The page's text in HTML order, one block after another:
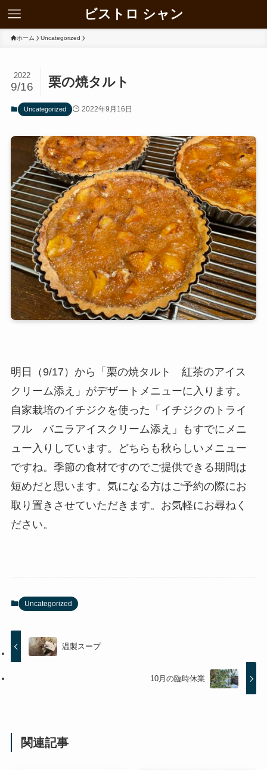
ビストロ シャン
ホーム Uncategorized
栗の焼タルト
2022
9/16
Uncategorized 2022年9月16日
明日（9/17）から「栗の焼タルト 紅茶のアイス
クリーム添え」がデザートメニューに入ります。
自家栽培のイチジクを使った「イチジクのトライ
フル バニラアイスクリーム添え」もすでにメニ
ュー入りしています。どちらも秋らしいメニュー
ですね。季節の食材ですのでご提供できる期間は
短めだと思います。気になる方はご予約の際にお
取り置きさせていただきます。お気軽にお尋ねく
ださい。
Uncategorized
温製スープ
10月の臨時休業
関連記事